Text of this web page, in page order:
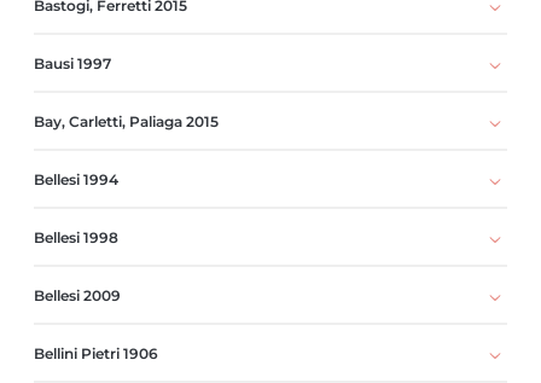
Bastogi, Ferretti 2015
Bausi 1997
Bay, Carletti, Paliaga 2015
Bellesi 1994
Bellesi 1998
Bellesi 2009
Bellini Pietri 1906